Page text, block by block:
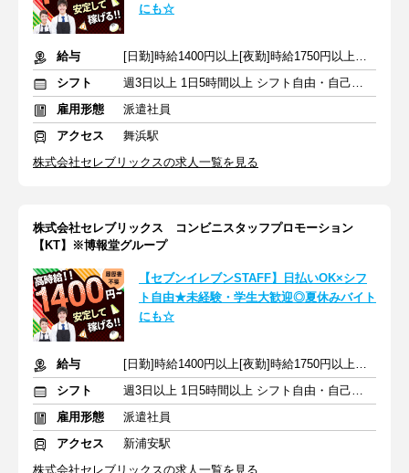
にも☆
給与
[日勤]時給1400円以上[夜勤]時給1750円以上＋交通費
シフト
週3日以上 1日5時間以上 シフト自由・自己申告
雇用形態
派遣社員
アクセス
舞浜駅
株式会社セレブリックスの求人一覧を見る
株式会社セレブリックス コンビニスタッフプロモーション
【KT】※博報堂グループ
【セブンイレブンSTAFF】日払いOK×シフ
ト自由★未経験・学生大歓迎◎夏休みバイト
にも☆
給与
[日勤]時給1400円以上[夜勤]時給1750円以上＋交通費
シフト
週3日以上 1日5時間以上 シフト自由・自己申告
雇用形態
派遣社員
アクセス
新浦安駅
株式会社セレブリックスの求人一覧を見る